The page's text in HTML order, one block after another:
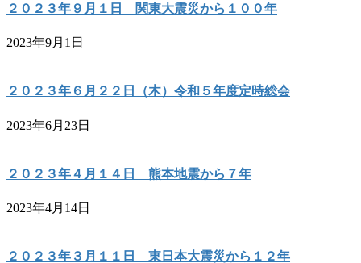
２０２３年９月１日 関東大震災から１００年
2023年9月1日
２０２３年６月２２日（木）令和５年度定時総会
2023年6月23日
２０２３年４月１４日 熊本地震から７年
2023年4月14日
２０２３年３月１１日 東日本大震災から１２年